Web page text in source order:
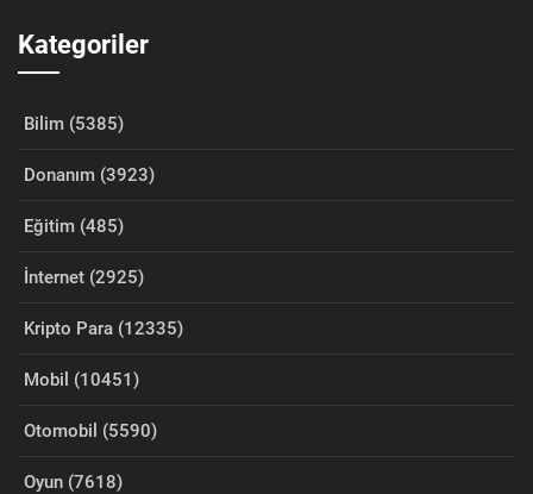
Kategoriler
Bilim (5385)
Donanım (3923)
Eğitim (485)
İnternet (2925)
Kripto Para (12335)
Mobil (10451)
Otomobil (5590)
Oyun (7618)